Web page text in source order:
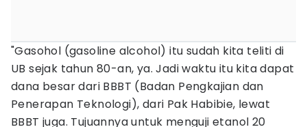
"Gasohol (gasoline alcohol) itu sudah kita teliti di
UB sejak tahun 80-an, ya. Jadi waktu itu kita dapat
dana besar dari BBBT (Badan Pengkajian dan
Penerapan Teknologi), dari Pak Habibie, lewat
BBBT juga. Tujuannya untuk menguji etanol 20